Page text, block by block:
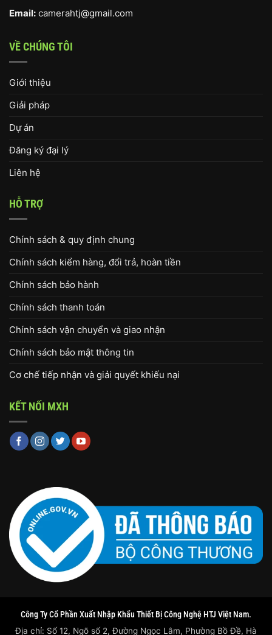
Email: camerahtj@gmail.com
VỀ CHÚNG TÔI
Giới thiệu
Giải pháp
Dự án
Đăng ký đại lý
Liên hệ
HỖ TRỢ
Chính sách & quy định chung
Chính sách kiểm hàng, đổi trả, hoàn tiền
Chính sách bảo hành
Chính sách thanh toán
Chính sách vận chuyển và giao nhận
Chính sách bảo mật thông tin
Cơ chế tiếp nhận và giải quyết khiếu nại
KẾT NỐI MXH
Công Ty Cổ Phần Xuất Nhập Khẩu Thiết Bị Công Nghệ HTJ Việt Nam.
Địa chỉ: Số 12, Ngõ số 2, Đường Ngọc Lâm, Phường Bồ Đề, Hà